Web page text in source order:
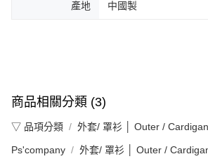
產地 中國製
商品相關分類 (3)
▽ 品項分類 外套/ 罩衫 │ Outer /
Ps'company 外套/ 罩衫 │ Outer /